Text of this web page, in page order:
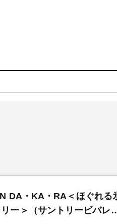
DA・KA・RA＜ほぐれる
リー＞（サントリービバレ